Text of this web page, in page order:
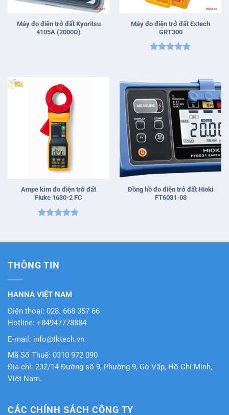
Máy đo điện trở đất Kyoritsu
4105A (2000Ω)
Máy đo điện trở đất Extech
GRT300
Ampe kìm đo điện trở đất
Fluke 1630-2 FC
sao
Đồng hồ đo điện trở đất Hioki
FT6031-03
THÔNG TIN
HANNA VIỆT NAM
Điện thoại: 028. 668 357 66
Hotline: +84947778884
E-mail: info@tktech.vn
Mã Số Thuế: 0310 972 090
Địa chỉ: 232/14 Đường số 9, Phường 9, Gò Vấp, Hồ Chí Minh,
Việt Nam.
CÁC CHÍNH SÁCH CÔNG TY